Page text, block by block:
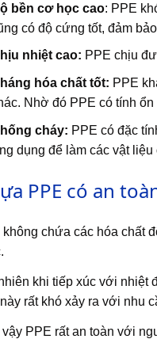
bền cơ học cao: PPE
có độ cứng tốt, đảm
nhiệt cao: PPE chịu
hóa chất tốt: PPE
Nhờ đó PPE có tính
cháy: PPE có đặc
dụng để làm các vật liệu
PPE có an
không chứa các hóa chất
khi tiếp xúc với nhiệt
rất khó xảy ra với nhu
vậy PPE rất an toàn với